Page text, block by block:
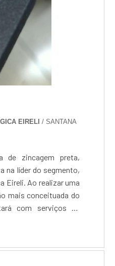
EIRELI/ SANTANA
de zincagem preta,
na líder do segmento,
Eireli. Ao realizar uma
mais conceituada do
com serviços de
especialistas para
o tema é
a SN indústria